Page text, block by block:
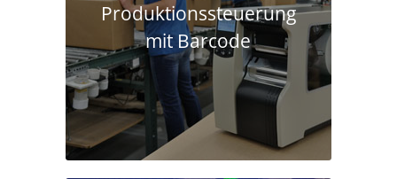
Produktions­steuerung
mit Barcode